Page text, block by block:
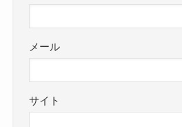
メール
サイト